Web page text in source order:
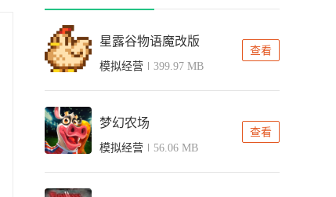
星露谷物语魔改版
模拟经营 399.97 MB
查看
梦幻农场
模拟经营 56.06 MB
查看